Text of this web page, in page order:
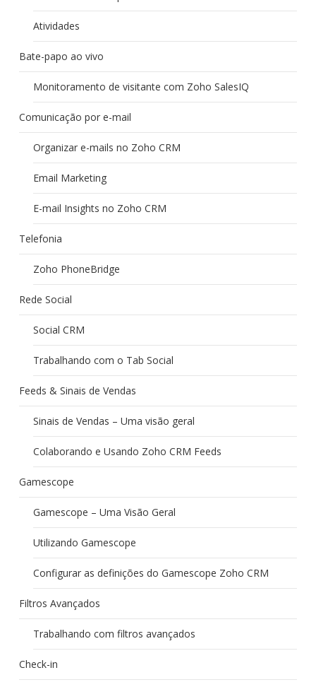
Atividades
Bate-papo ao vivo
Monitoramento de visitante com Zoho SalesIQ
Comunicação por e-mail
Organizar e-mails no Zoho CRM
Email Marketing
E-mail Insights no Zoho CRM
Telefonia
Zoho PhoneBridge
Rede Social
Social CRM
Trabalhando com o Tab Social
Feeds & Sinais de Vendas
Sinais de Vendas – Uma visão geral
Colaborando e Usando Zoho CRM Feeds
Gamescope
Gamescope – Uma Visão Geral
Utilizando Gamescope
Configurar as definições do Gamescope Zoho CRM
Filtros Avançados
Trabalhando com filtros avançados
Check-in